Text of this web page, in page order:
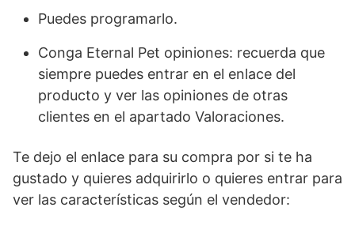
Puedes programarlo.
Conga Eternal Pet opiniones: recuerda que
siempre puedes entrar en el enlace del
producto y ver las opiniones de otras
clientes en el apartado Valoraciones.
Te dejo el enlace para su compra por si te ha
gustado y quieres adquirirlo o quieres entrar para
ver las características según el vendedor: